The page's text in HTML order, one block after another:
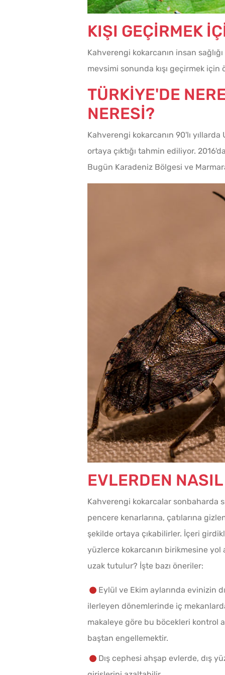
Az Kıymayla Kıbrıs
Köftesi Tarifi
KIŞI GEÇİRMEK
Kahverengi kokarcanın insan
mevsimi sonunda kışı geçirmek
TÜRKİYE'DE
NERESİ?
Kahverengi kokarcanın 90'lı
ortaya çıktığı tahmin ediliyor.
Bugün Karadeniz Bölgesi ve
EVLERDEN
Kahverengi kokarcalar sonbaharda
pencere kenarlarına, çatılarına
şekilde ortaya çıkabilirler. İçeri
yüzlerce kokarcanın birikmesine
uzak tutulur? İşte bazı öneriler:
Eylül ve Ekim aylarında evinizin
ilerleyen dönemlerinde iç
makaleye göre bu böcekleri kontrol
baştan engellemektir.
Dış cephesi ahşap evlerde, dış